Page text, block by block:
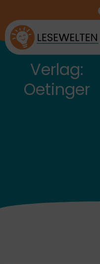
Verlag:
Oetinger